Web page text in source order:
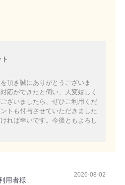
頂き誠にありがとうございま
応ができたと伺い、大変嬉しく
ざいましたら、ぜひご利用くだ
トも付与させていただきました
れば幸いです。今後ともよろし
用者様
2026-08-02